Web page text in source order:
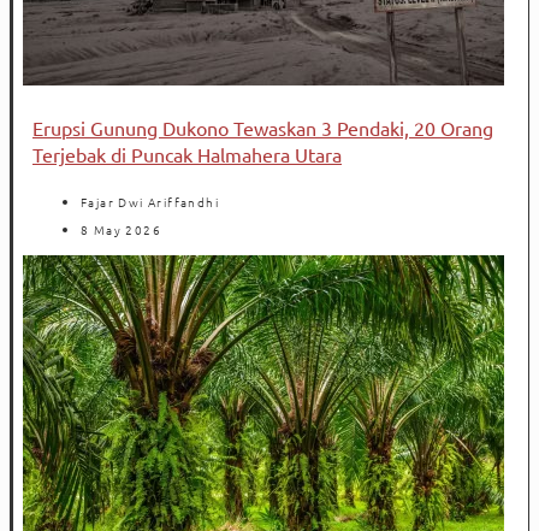
Erupsi Gunung Dukono Tewaskan 3 Pendaki, 20 Orang
Terjebak di Puncak Halmahera Utara
Fajar Dwi Ariffandhi
8 May 2026